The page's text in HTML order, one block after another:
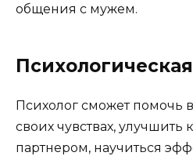
общения с мужем.
Психолог сможет помочь
своих чувствах,
партнером, научиться